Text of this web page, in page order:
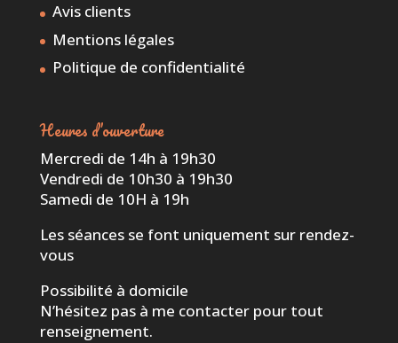
Avis clients
Mentions légales
Politique de confidentialité
Heures d’ouverture
Mercredi de 14h à 19h30
Vendredi de 10h30 à 19h30
Samedi de 10H à 19h
Les séances se font uniquement sur rendez-
vous
Possibilité à domicile
N’hésitez pas à me contacter pour tout
renseignement.